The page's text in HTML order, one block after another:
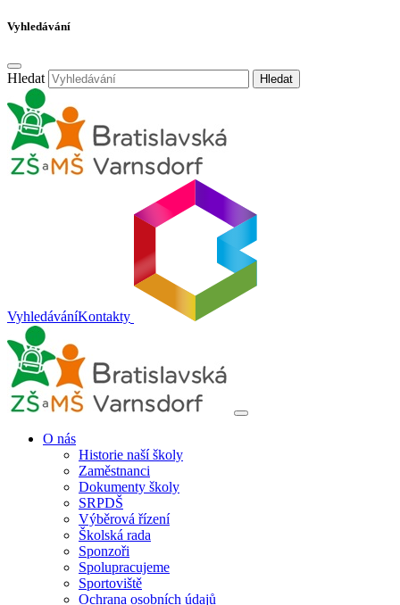
Vyhledávání
Hledat Hledat
VyhledáváníKontakty
O nás
Historie naší školy
Zaměstnanci
Dokumenty školy
SRPDŠ
Výběrová řízení
Školská rada
Sponzoři
Spolupracujeme
Sportoviště
Ochrana osobních údajů